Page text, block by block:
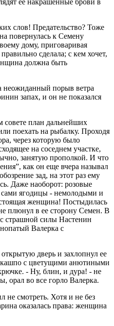
слов! Предательство? Тоже
повернулась к Семену
дому, приговаривая
сделала; с кем хочет,
должна быть
неожиданный порыв ветра
запах, и он не показался
совете план дальнейших
поехать на рыбалку. Проходя
через которую было
на соседнем участке,
занятую прополкой. И что
как он еще вчера называл
зад, на этот раз ему
Даже наоборот: розовые
сами ягодицы - немолодыми и
женщина! Постыдилась
плюнул в ее сторону Семен. В
страшной силы Настенин
Валерка с
дверь и захлопнул ее
с цветущими анютиными
- Ну, блин, и дура! - не
орал во все горло Валерка.
смотреть. Хотя и не без
оказалась права: женщина